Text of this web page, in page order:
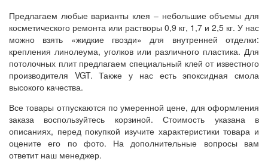
Предлагаем любые варианты клея – небольшие объемы для
косметического ремонта или растворы 0,9 кг, 1,7 и 2,5 кг. У нас
можно взять «жидкие гвозди» для внутренней отделки:
крепления линолеума, уголков или различного пластика. Для
потолочных плит предлагаем специальный клей от известного
производителя VGT. Также у нас есть эпоксидная смола
высокого качества.
Все товары отпускаются по умеренной цене, для оформления
заказа воспользуйтесь корзиной. Стоимость указана в
описаниях, перед покупкой изучите характеристики товара и
оцените его по фото. На дополнительные вопросы вам
ответит наш менеджер.